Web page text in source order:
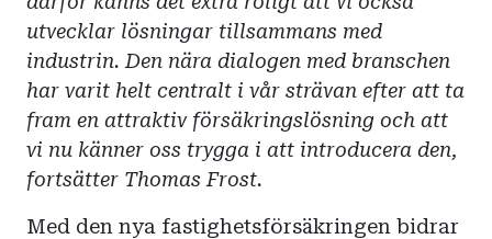
utvecklar lösningar tillsammans med
industrin. Den nära dialogen med branschen
har varit helt centralt i vår strävan efter att ta
fram en attraktiv försäkringslösning och att
vi nu känner oss trygga i att introducera den,
fortsätter Thomas Frost.
Med den nya fastighetsförsäkringen bidrar